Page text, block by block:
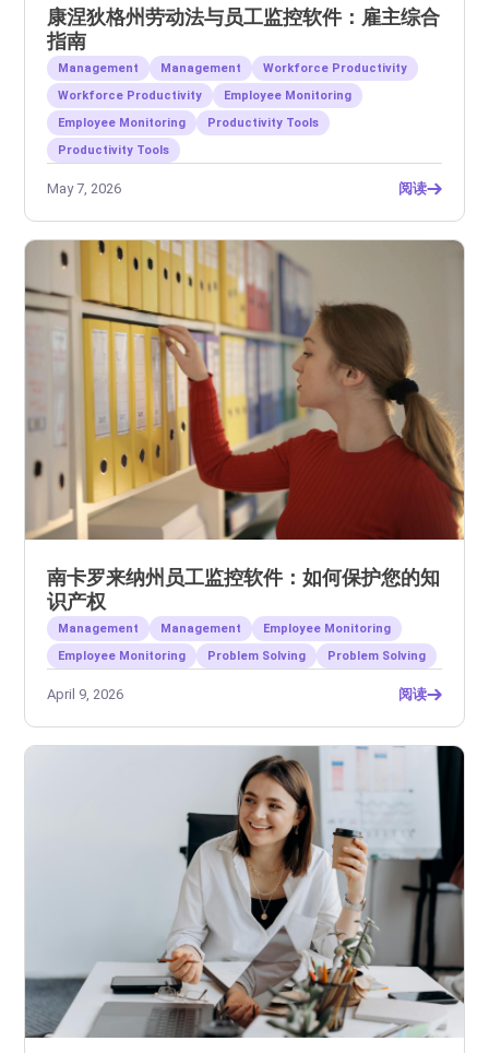
康涅狄格州劳动法与员工监控软件：雇主综合
指南
Management Management
Workforce Productivity
Workforce Productivity
Employee Monitoring
Employee Monitoring
Productivity Tools
Productivity Tools
May 7, 2026 阅读
南卡罗来纳州员工监控软件：如何保护您的知
识产权
Management Management
Employee Monitoring
Employee Monitoring
Problem Solving Problem Solving
April 9, 2026 阅读